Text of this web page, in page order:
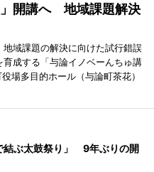
」開講へ 地域課題解決
域課題の解決に向けた試行錯誤
成する「与論イノベーんちゅ講
場多目的ホール（与論町茶花）
結ぶ太鼓祭り」 9年ぶりの開